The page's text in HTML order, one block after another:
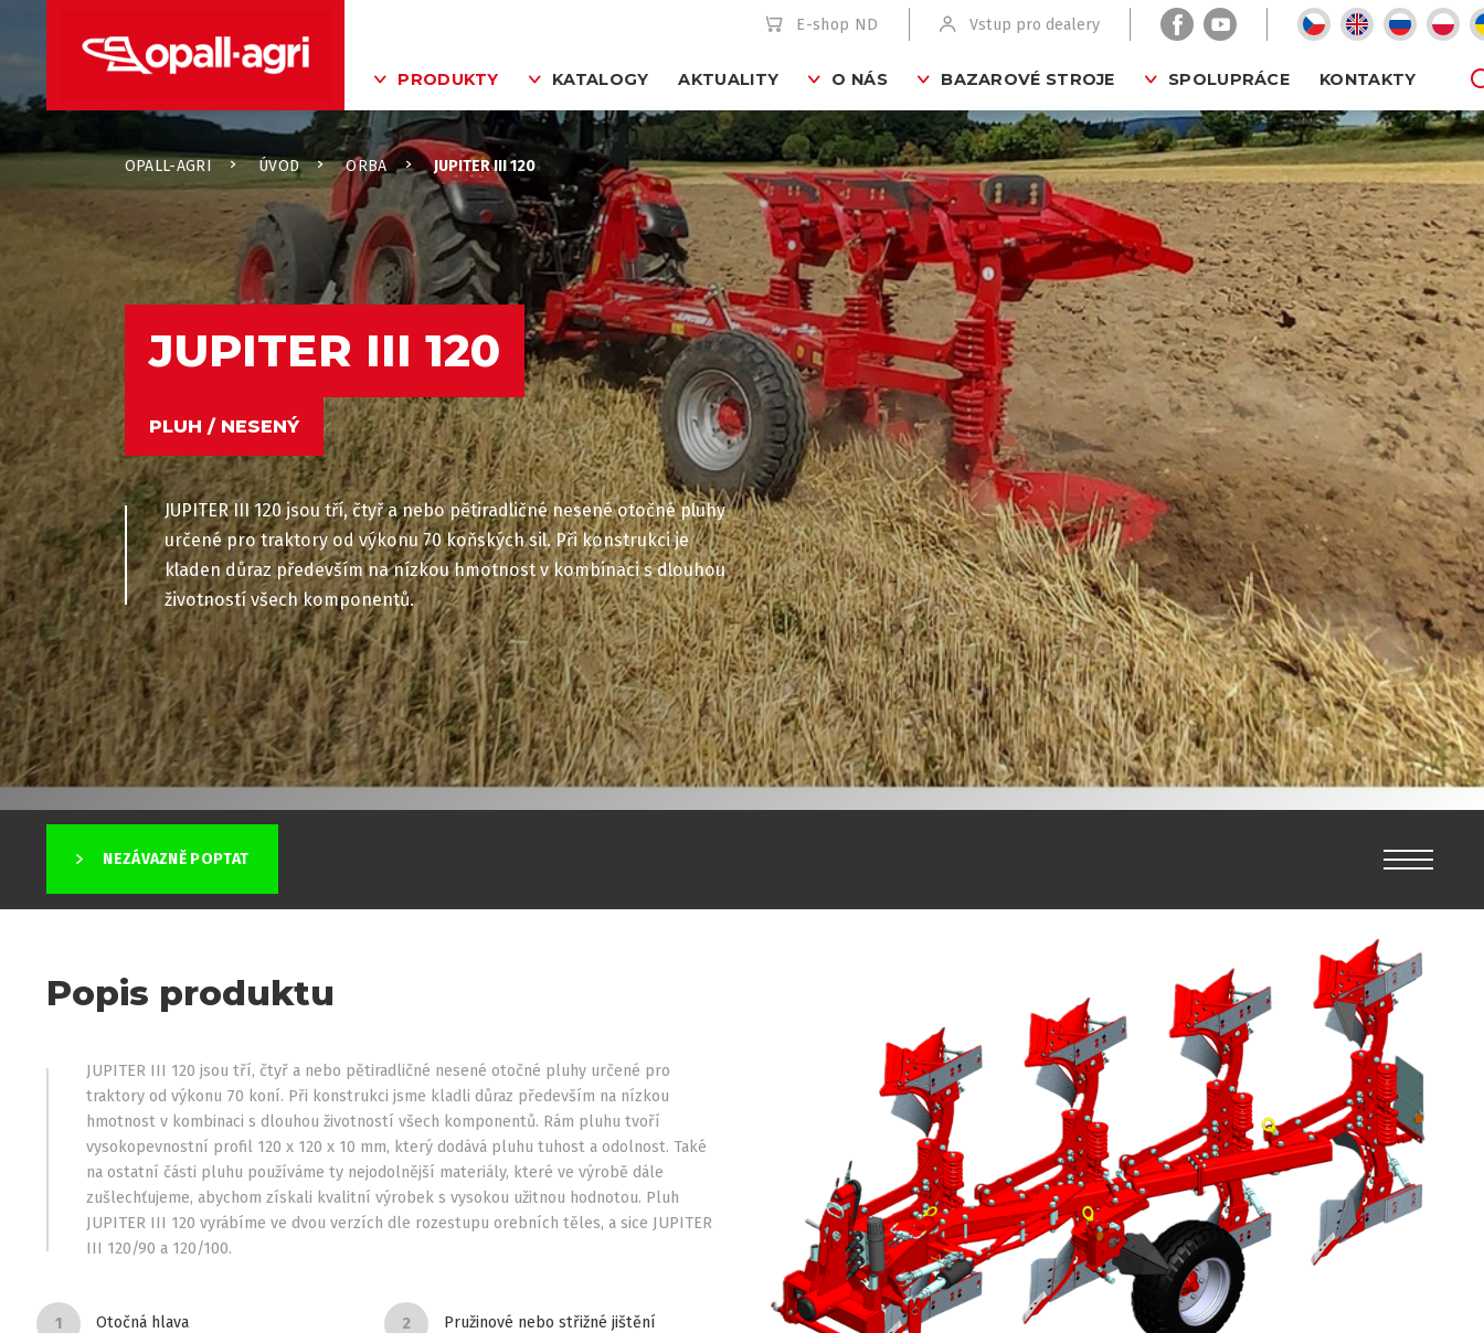
E-shop ND Vstup pro dealery
PRODUKTY KATALOGY AKTUALITY O NÁS BAZAROVÉ STROJE SPOLUPRÁCE KONTAKTY
OPALL-AGRI ÚVOD ORBA JUPITER III 120
JUPITER III 120
PLUH / NESENÝ
JUPITER III 120 jsou tří, čtyř a nebo pětiradličné nesené otočné pluhy
určené pro traktory od výkonu 70 koňských sil. Při konstrukci je
kladen důraz především na nízkou hmotnost v kombinaci s dlouhou
životností všech komponentů.
NEZÁVAZNĚ POPTAT
Popis produktu
JUPITER III 120 jsou tří, čtyř a nebo pětiradličné nesené otočné pluhy určené pro
traktory od výkonu 70 koní. Při konstrukci jsme kladli důraz především na nízkou
hmotnost v kombinaci s dlouhou životností všech komponentů. Rám pluhu tvoří
vysokopevnostní profil 120 x 120 x 10 mm, který dodává pluhu tuhost a odolnost. Také
na ostatní části pluhu používáme ty nejodolnější materiály, které ve výrobě dále
zušlechťujeme, abychom získali kvalitní výrobek s vysokou užitnou hodnotou. Pluh
JUPITER III 120 vyrábíme ve dvou verzích dle rozestupu orebních těles, a sice JUPITER
III 120/90 a 120/100.
Otočná hlava Pružinové nebo střižné jištění